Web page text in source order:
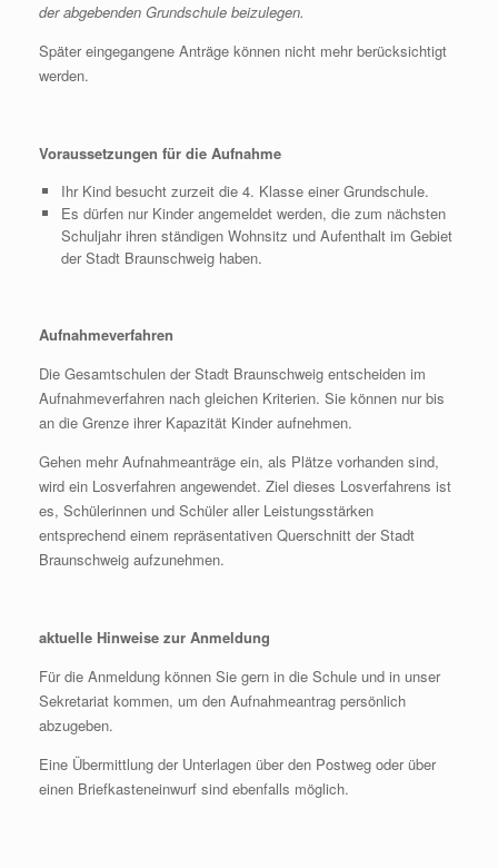
der abgebenden Grundschule beizulegen.
Später eingegangene Anträge können nicht mehr berücksichtigt
werden.
Voraussetzungen für die Aufnahme
Ihr Kind besucht zurzeit die 4. Klasse einer Grundschule.
Es dürfen nur Kinder angemeldet werden, die zum nächsten
Schul­jahr ihren ständigen Wohnsitz und Aufenthalt im Gebiet
der Stadt Braunschweig haben.
Aufnahmeverfahren
Die Gesamtschulen der Stadt Braunschweig entscheiden im
Aufnahmeverfahren nach gleichen Kriterien. Sie können nur bis
an die Grenze ihrer Kapazität Kinder aufnehmen.
Gehen mehr Aufnahmeanträge ein, als Plätze vorhanden sind,
wird ein Losverfahren angewendet. Ziel dieses Losverfahrens ist
es, Schülerinnen und Schüler aller Leistungsstärken
entsprechend einem repräsentativen Querschnitt der Stadt
Braunschweig aufzunehmen.
aktuelle Hinweise zur Anmeldung
Für die Anmeldung können Sie gern in die Schule und in unser
Sekretariat kommen, um den Aufnahmeantrag persönlich
abzugeben.
Eine Übermittlung der Unterlagen über den Postweg oder über
einen Briefkasteneinwurf sind ebenfalls möglich.